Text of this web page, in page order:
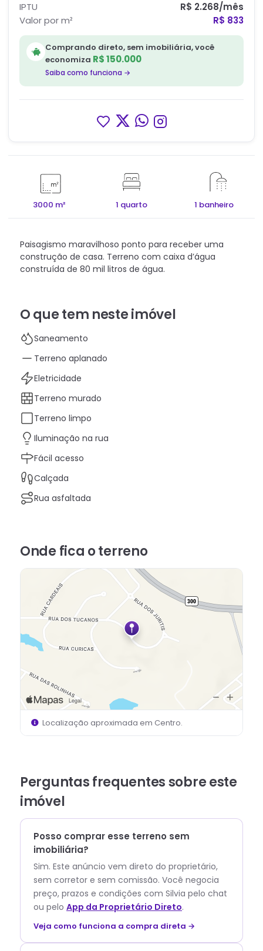
3000 m² 1 quarto 1 banheiro
Paisagismo maravilhoso ponto para receber uma
construção de casa. Terreno com caixa d’água
construída de 80 mil litros de água.
O que tem neste imóvel
Saneamento
Terreno aplanado
Eletricidade
Terreno murado
Terreno limpo
Iluminação na rua
Fácil acesso
Calçada
Rua asfaltada
Onde fica o terreno
Localização aproximada em Centro.
Perguntas frequentes sobre este
imóvel
Posso comprar esse terreno sem
imobiliária?
Sim. Este anúncio vem direto do proprietário,
sem corretor e sem comissão. Você negocia
preço, prazos e condições com Silvia pelo chat
ou pelo App da Proprietário Direto.
Veja como funciona a compra direta →
IPTU
R$ 2.268/mês
Valor por m²
R$ 833
Comprando direto, sem imobiliária, você
economiza R$ 150.000
Saiba como funciona →